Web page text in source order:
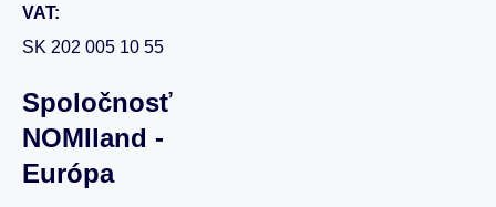
VAT:
SK 202 005 10 55
Spoločnosť
NOMIland -
Európa